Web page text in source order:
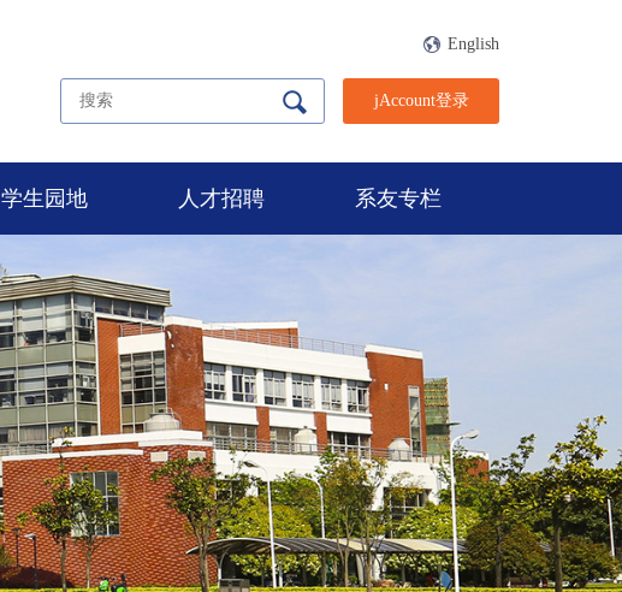
English
jAccount登录
学生园地 人才招聘 系友专栏